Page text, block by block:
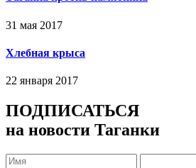
31 мая 2017
Хлебная крыса
22 января 2017
ПОДПИСАТЬСЯ
на новости Таганки